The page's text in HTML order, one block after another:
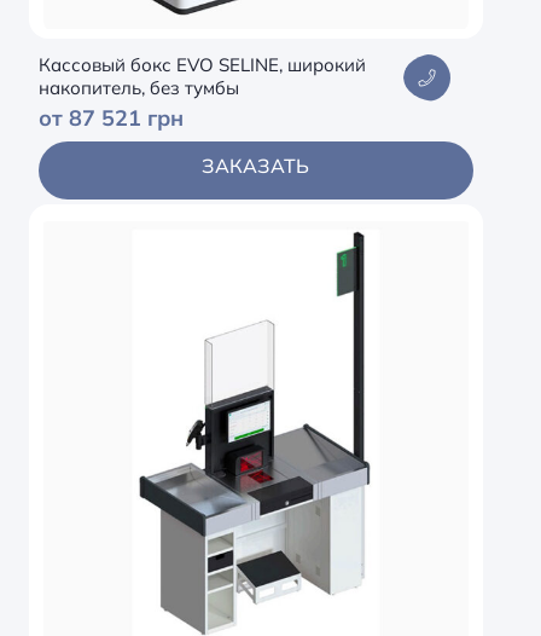
Кассовый бокс EVO SELINE, широкий
накопитель, без тумбы
от 87 521 грн
ЗАКАЗАТЬ